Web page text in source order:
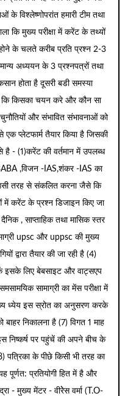
के विश्लेष्णोपरांत हमारी टीम तथा
कि मुख्य परीक्षा में करेंट के तथ्यों
के चलते करीब प्रति प्रश्न 2-3
अध्ययन के 3 प्रश्नपत्रों तथा
होता है दूसरी बडी समस्या
कि किसका चयन करे और कौन सा
और संभावित संभावनाओं को
प्लेटफार्म तैयार किया है जिसकी
- (1)करेंट की वर्तमान में उपलब्ध
,विजन -IAS,शंकर -IAS का
तरह से संकलित करना जैसे कि
में करेंट के प्रश्न डिजाइन किए जा
, साप्ताहिक तथा मासिक स्तर
upsc और uppsc की मुख्य
द्वारा तैयार की जा रही है (4)
इसके लिए बेबसाइट और वाट्सएप
सामाग्री का मेंस परीक्षा में
ध्येय इस स्रोत का अनुसरण करके
निकालना है (7) विगत 1 माह
निष्कर्ष पर पहुंचें की अपने बीच के
पत्रिका के पीछे किसी भी तरह का
पूर्णत: प्रतियोगी हित में है और
- मुख्य मेंटर - वीरेेस वर्मा (T.O-